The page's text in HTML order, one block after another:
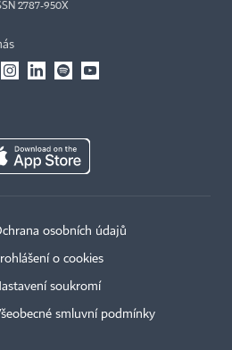
2787-950X
osobních údajů
o cookies
soukromí
smluvní podmínky